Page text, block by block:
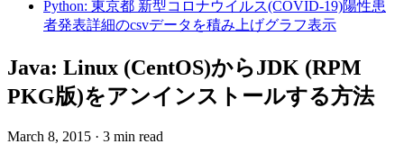
Python: 東京都 新型コロナウイルス(COVID-19)陽性患
者発表詳細のcsvデータを積み上げグラフ表示
Java: Linux (CentOS)からJDK (RPM
PKG版)をアンインストールする方法
March 8, 2015 · 3 min read